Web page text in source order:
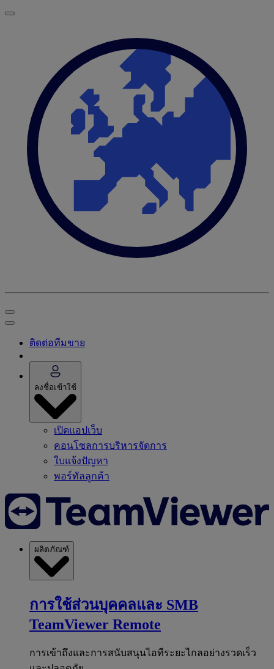
ติดต่อทีมขาย
ลงชื่อเข้าใช้
เปิดแอปเว็บ
คอนโซลการบริหารจัดการ
ใบแจ้งปัญหา
พอร์ทัลลูกค้า
ผลิตภัณฑ์
การใช้ส่วนบุคคลและ SMB
TeamViewer Remote
การเข้าถึงและการสนับสนุนไอทีระยะไกลอย่างรวดเร็ว